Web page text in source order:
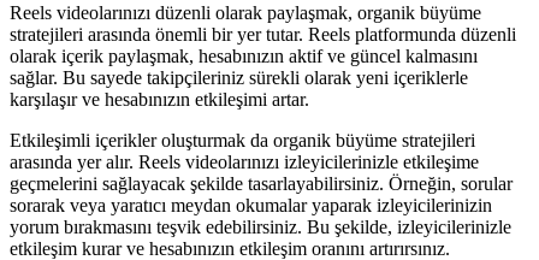
Reels videolarınızı düzenli olarak paylaşmak, organik büyüme
stratejileri arasında önemli bir yer tutar. Reels platformunda düzenli
olarak içerik paylaşmak, hesabınızın aktif ve güncel kalmasını
sağlar. Bu sayede takipçileriniz sürekli olarak yeni içeriklerle
karşılaşır ve hesabınızın etkileşimi artar.
Etkileşimli içerikler oluşturmak da organik büyüme stratejileri
arasında yer alır. Reels videolarınızı izleyicilerinizle etkileşime
geçmelerini sağlayacak şekilde tasarlayabilirsiniz. Örneğin, sorular
sorarak veya yaratıcı meydan okumalar yaparak izleyicilerinizin
yorum bırakmasını teşvik edebilirsiniz. Bu şekilde, izleyicilerinizle
etkileşim kurar ve hesabınızın etkileşim oranını artırırsınız.